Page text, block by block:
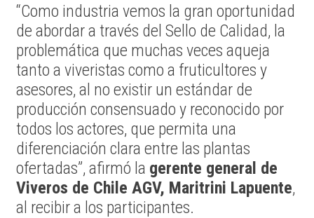
“Como industria vemos la gran oportunidad
de abordar a través del Sello de Calidad, la
problemática que muchas veces aqueja
tanto a viveristas como a fruticultores y
asesores, al no existir un estándar de
producción consensuado y reconocido por
todos los actores, que permita una
diferenciación clara entre las plantas
ofertadas”, afirmó la gerente general de
Viveros de Chile AGV, Maritrini Lapuente,
al recibir a los participantes.